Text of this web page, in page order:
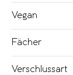
Vegan
Fächer
Verschlussart